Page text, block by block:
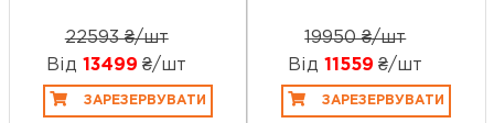
22593 ₴/шт
Від 13499₴/шт
ЗАРЕЗЕРВУВАТИ
19950 ₴/шт
Від 11559₴/шт
ЗАРЕЗЕРВУВАТИ